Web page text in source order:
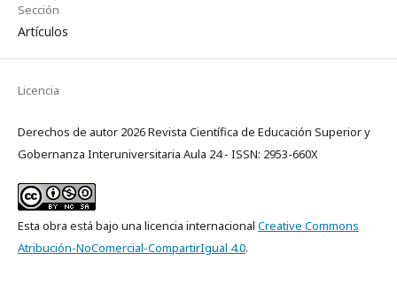
Sección
Artículos
Licencia
Derechos de autor 2026 Revista Científica de Educación Superior y
Gobernanza Interuniversitaria Aula 24 - ISSN: 2953-660X
Esta obra está bajo una licencia internacional Creative Commons
Atribución-NoComercial-CompartirIgual 4.0.